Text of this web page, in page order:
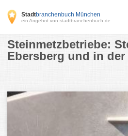
Stadtbranchenbuch München
ein Angebot von stadtbranchenbuch.de
Steinmetzbetriebe:
Ebersberg und in der